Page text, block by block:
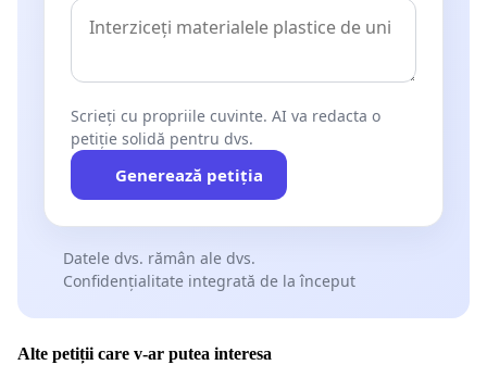
Scrieți cu propriile cuvinte. AI va redacta o
petiție solidă pentru dvs.
Generează petiția
Datele dvs. rămân ale dvs.
Confidențialitate integrată de la început
Alte petiții care v-ar putea interesa